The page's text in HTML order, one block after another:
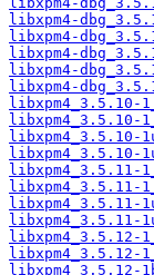
libxpm4-
libxpm4-
libxpm4-
libxpm4-
libxpm4-
libxpm4_3.5.10-
libxpm4_3.5.10-
libxpm4_3.5.10-
libxpm4_3.5.10-
libxpm4_3.5.11-
libxpm4_3.5.11-
libxpm4_3.5.11-
libxpm4_3.5.11-
libxpm4_3.5.12-
libxpm4_3.5.12-
libxpm4_3.5.12-